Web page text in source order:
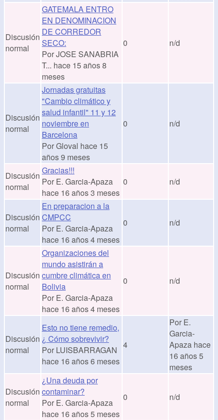
Discusión
normal
GATEMALA ENTRO
EN DENOMINACION
DE CORREDOR
SECO:
PorJOSE SANABRIA
T... hace 15 años 8
meses
0 n/d
Discusión
normal
Jornadas gratuitas
"Cambio climático y
salud infantil" 11 y 12
noviembre en
Barcelona
PorGloval hace 15
años 9 meses
0 n/d
Discusión
normal
Gracias!!!
Por E. Garcia-Apaza
hace 16 años 3 meses
0 n/d
Discusión
normal
En preparacion a la
CMPCC
Por E. Garcia-Apaza
hace 16 años 4 meses
0 n/d
Discusión
normal
Organizaciones del
mundo asistirán a
cumbre climática en
Bolivia
Por E. Garcia-Apaza
hace 16 años 4 meses
0 n/d
Discusión
normal
Esto no tiene remedio,
¿ Cómo sobrevivir?
Por LUISBARRAGAN
hace 16 años 6 meses
4
Por E.
Garcia-
Apaza hace
16 años 5
meses
Discusión
normal
¿Una deuda por
contaminar?
Por E. Garcia-Apaza
hace 16 años 5 meses
0 n/d